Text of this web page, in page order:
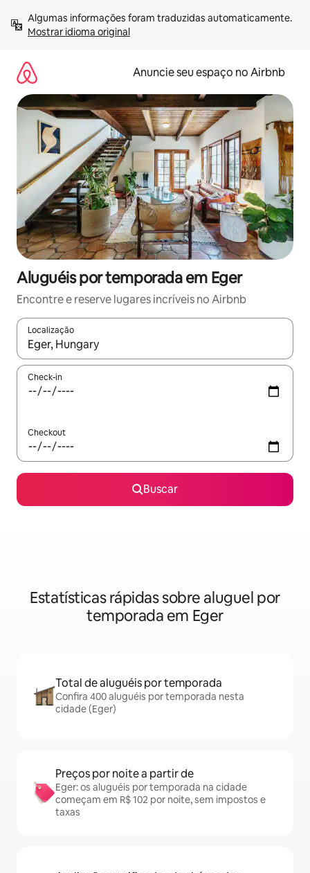
para
Mostrar idioma original
Anuncie seu espaço no Airbnb
Aluguéis por temporada em Eger
Encontre e reserve lugares incríveis no Airbnb
Localização
Quando os resultados estiverem disponíveis, explore-os
Check-in
Checkout
Buscar
Estatísticas rápidas sobre aluguel por
temporada em Eger
Total de aluguéis por temporada
Confira 400 aluguéis por temporada nesta
cidade (Eger)
Preços por noite a partir de
Eger: os aluguéis por temporada na cidade
começam em R$ 102 por noite, sem impostos e
taxas